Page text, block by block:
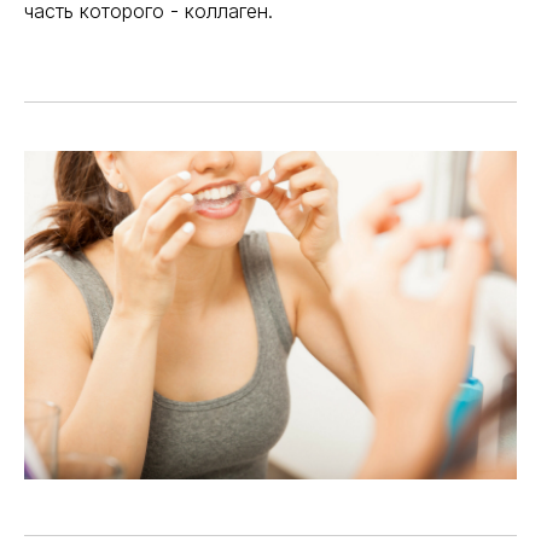
часть которого - коллаген.